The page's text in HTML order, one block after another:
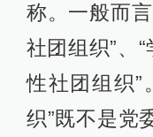
称。一般而
社团组织”、
性社团组织”
织”既不是党